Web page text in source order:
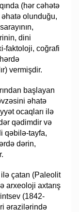
(hər cəhətə
əhatə olunduğu,
dini
faktoloji, coğrafi
vermişdir.
başlayan
əhatə
ocaqları ilə
qədimdir və
qəbilə-tayfa,
dərin,
ilə çatan (Paleolit
arxeoloji axtarış
(1842-
ərazilərində